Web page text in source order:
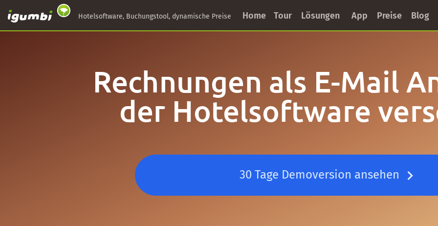
Hotelsoftware, Buchungstool, dynamische Preise Home Tour Lösungen App Preise Blog
Rechnungen als E-Mail
der Hotelsoftware
30 Tage Demoversion ansehen